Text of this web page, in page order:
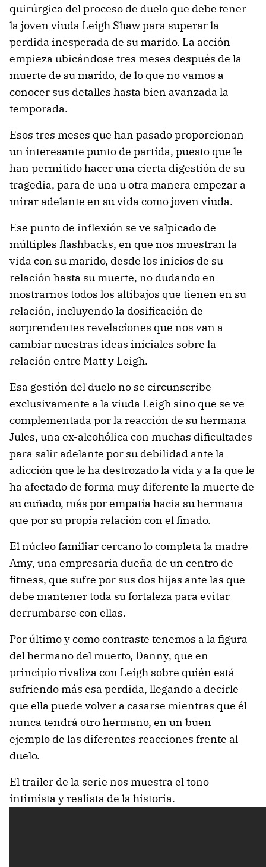
quirúrgica del proceso de duelo que debe tener
la joven viuda Leigh Shaw para superar la
perdida inesperada de su marido. La acción
empieza ubicándose tres meses después de la
muerte de su marido, de lo que no vamos a
conocer sus detalles hasta bien avanzada la
temporada.
Esos tres meses que han pasado proporcionan
un interesante punto de partida, puesto que le
han permitido hacer una cierta digestión de su
tragedia, para de una u otra manera empezar a
mirar adelante en su vida como joven viuda.
Ese punto de inflexión se ve salpicado de
múltiples flashbacks, en que nos muestran la
vida con su marido, desde los inicios de su
relación hasta su muerte, no dudando en
mostrarnos todos los altibajos que tienen en su
relación, incluyendo la dosificación de
sorprendentes revelaciones que nos van a
cambiar nuestras ideas iniciales sobre la
relación entre Matt y Leigh.
Esa gestión del duelo no se circunscribe
exclusivamente a la viuda Leigh sino que se ve
complementada por la reacción de su hermana
Jules, una ex-alcohólica con muchas dificultades
para salir adelante por su debilidad ante la
adicción que le ha destrozado la vida y a la que le
ha afectado de forma muy diferente la muerte de
su cuñado, más por empatía hacia su hermana
que por su propia relación con el finado.
El núcleo familiar cercano lo completa la madre
Amy, una empresaria dueña de un centro de
fitness, que sufre por sus dos hijas ante las que
debe mantener toda su fortaleza para evitar
derrumbarse con ellas.
Por último y como contraste tenemos a la figura
del hermano del muerto, Danny, que en
principio rivaliza con Leigh sobre quién está
sufriendo más esa perdida, llegando a decirle
que ella puede volver a casarse mientras que él
nunca tendrá otro hermano, en un buen
ejemplo de las diferentes reacciones frente al
duelo.
El trailer de la serie nos muestra el tono
intimista y realista de la historia.